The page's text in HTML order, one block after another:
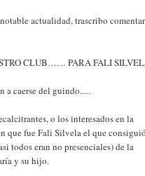
actualidad, trascribo
CLUB…… PARA FALI
a caerse del guindo.....
o los interesados en la
que fue Fali Silvela el que
todos eran no presenciales) de la
y su hijo.